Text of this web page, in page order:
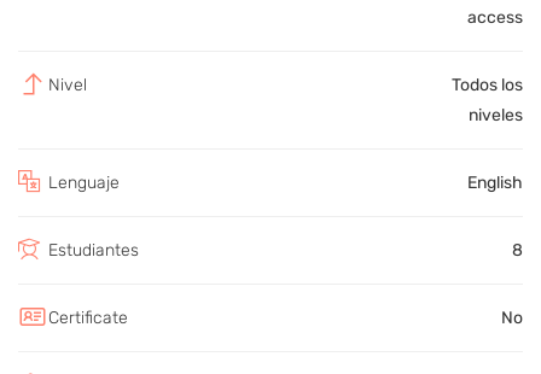
access
Nivel
Todos los
niveles
Lenguaje English
Estudiantes 8
Certificate No